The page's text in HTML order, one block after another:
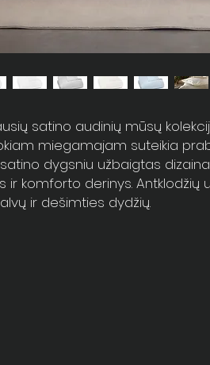
satino audinių mūsų
miegamajam suteikia
satino dygsniu užbaigtas
ir komforto derinys. Antklodžių
ir dešimties dydžių.